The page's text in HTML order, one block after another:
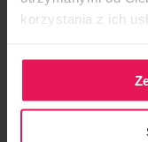
korzystania z ich
ORGANISATEUR DE
CONTACT
RECOMMANDER